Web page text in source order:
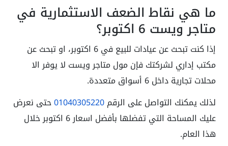
ما هي نقاط الضعف الاستثمارية في
متاجر ويست 6 اكتوبر؟
إذا كنت تبحث عن عيادات للبيع في 6 اكتوبر، او تبحث عن
مكتب إداري لشركتك فإن مول متاجر ويست لا يوفر الا
محلات تجارية داخل 6 أسواق متعددة.
لذلك يمكنك التواصل على الرقم01040305220حتى نعرض
عليك المساحة التي تفضلها بأفضل اسعار 6 اكتوبر خلال
هذا العام.